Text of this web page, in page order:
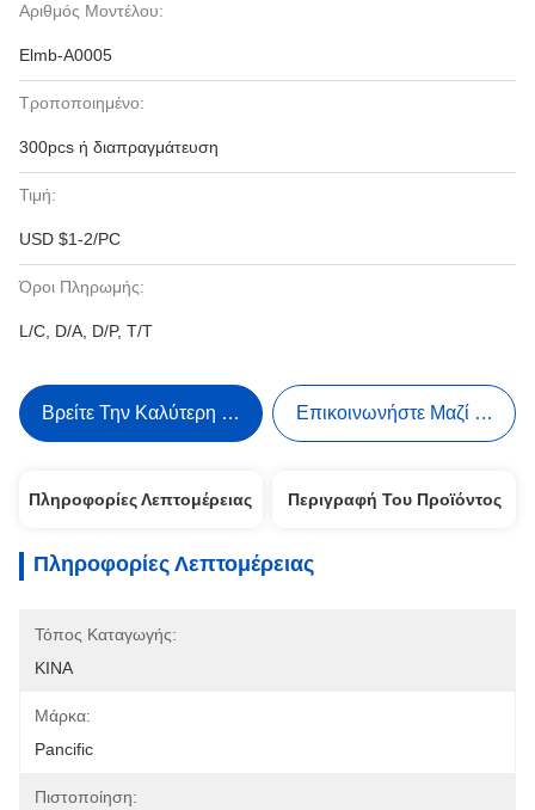
Αριθμός Μοντέλου:
Elmb-A0005
Τροποποιημένο:
300pcs ή διαπραγμάτευση
Τιμή:
USD $1-2/PC
Όροι Πληρωμής:
L/C, D/A, D/P, T/T
Βρείτε Την Καλύτερη Τιμή Επικοινωνήστε Μαζί Μας
Πληροφορίες Λεπτομέρειας Περιγραφή Του Προϊόντος
Πληροφορίες Λεπτομέρειας
Τόπος Καταγωγής:
ΚΙΝΑ
Μάρκα:
Pancific
Πιστοποίηση: